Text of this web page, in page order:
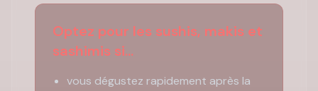
Optez pour les sushis, makis et
sashimis si...
vous dégustez rapidement après la